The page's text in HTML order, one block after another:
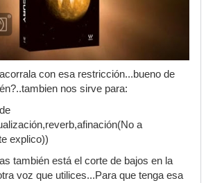
con esa restricción...bueno de
nos sirve para:
a
explico))
también está el corte de bajos en la
voz que utilices...Para que tenga esa